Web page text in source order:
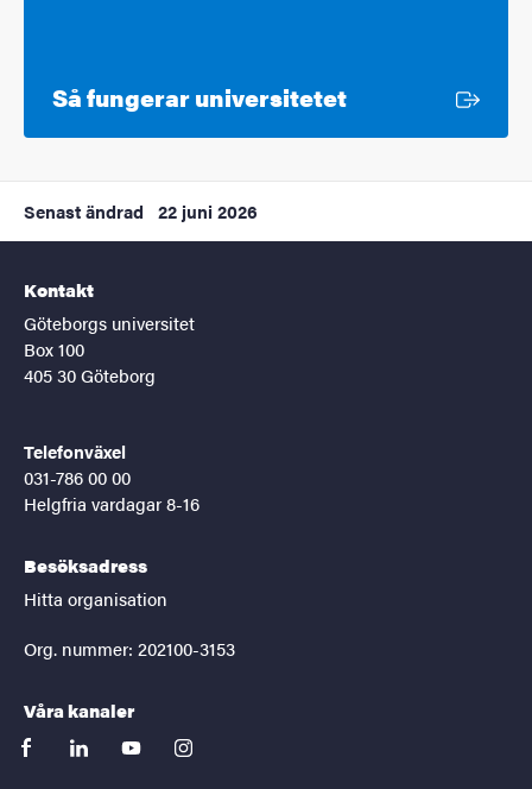
Så fungerar universitetetExtern länk
Senast ändrad 22 juni 2026
Kontakt
Göteborgs universitet
Box 100
405 30 Göteborg
Telefonväxel
031-786 00 00
Helgfria vardagar 8-16
Besöksadress
Hitta organisation
Org. nummer: 202100-3153
Våra kanaler
facebooklinkedinyoutubeinstagram